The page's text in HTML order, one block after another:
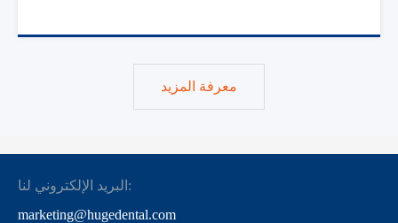
معرفة المزيد
البريد الإلكتروني لنا:
marketing@hugedental.com